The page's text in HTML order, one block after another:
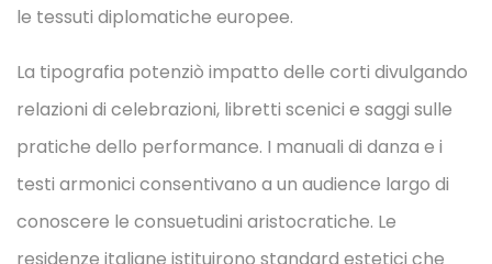
le tessuti diplomatiche europee.
La tipografia potenziò impatto delle corti divulgando
relazioni di celebrazioni, libretti scenici e saggi sulle
pratiche dello performance. I manuali di danza e i
testi armonici consentivano a un audience largo di
conoscere le consuetudini aristocratiche. Le